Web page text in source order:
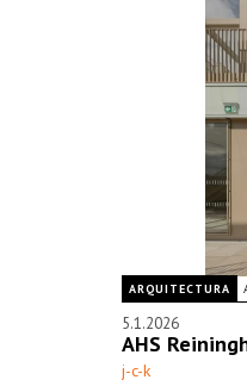
ARQUITECTURA
5.1.2026
AHS
j-c-k